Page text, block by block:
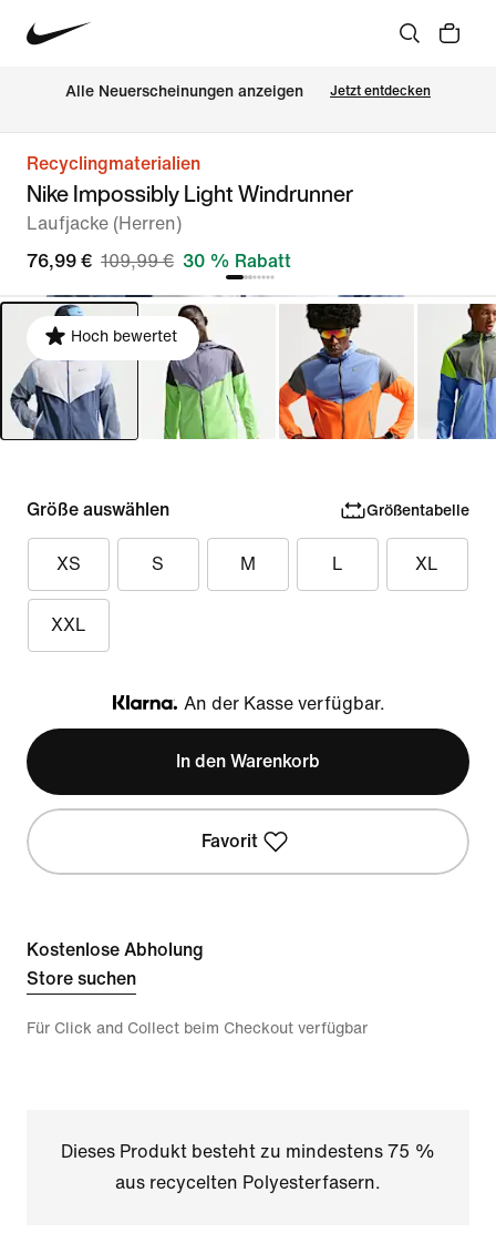
Alle Neuerscheinungen anzeigen Jetzt entdecken
Recyclingmaterialien
Nike Impossibly Light Windrunner
Laufjacke (Herren)
76,99 € 109,99 € 30 % Rabatt
Hoch bewertet
Größe auswählen Größentabelle
XS S M L XL
XXL
Klarna
An der Kasse verfügbar.
In den Warenkorb
Favorit
Kostenlose Abholung
Store suchen
Für Click and Collect beim Checkout verfügbar
Dieses Produkt besteht zu mindestens 75 %
aus recycelten Polyesterfasern.